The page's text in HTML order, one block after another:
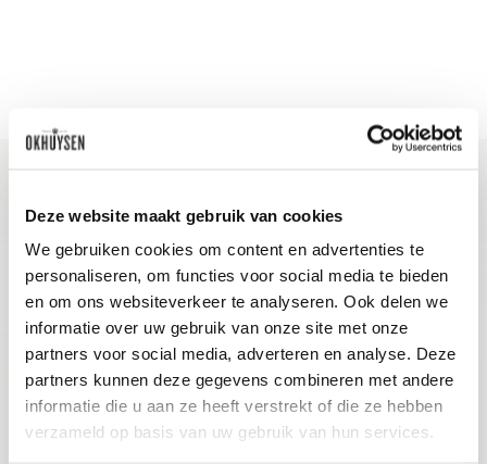
Deze website maakt gebruik van cookies
We gebruiken cookies om content en advertenties te
personaliseren, om functies voor social media te bieden
en om ons websiteverkeer te analyseren. Ook delen we
informatie over uw gebruik van onze site met onze
partners voor social media, adverteren en analyse. Deze
partners kunnen deze gegevens combineren met andere
informatie die u aan ze heeft verstrekt of die ze hebben
verzameld op basis van uw gebruik van hun services.
Blijf op de hoogte
Ontvang het laatste wijnnieuws, proeverijen en
evenementen
E-mailadres
Aanmelden